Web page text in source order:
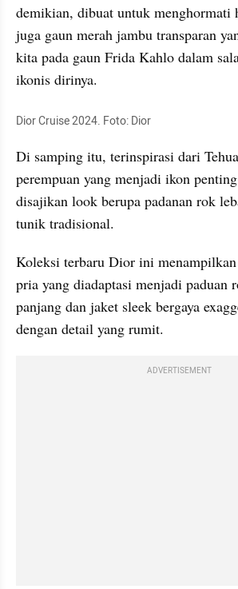
demikian, dibuat untuk menghormati
juga gaun merah jambu transparan
kita pada gaun Frida Kahlo dalam
ikonis dirinya.
Dior Cruise 2024. Foto: Dior
Di samping itu, terinspirasi dari
perempuan yang menjadi ikon
disajikan look berupa padanan rok
tunik tradisional.
Koleksi terbaru Dior ini
pria yang diadaptasi menjadi paduan
panjang dan jaket sleek bergaya
dengan detail yang rumit.
ADVERTISEMENT